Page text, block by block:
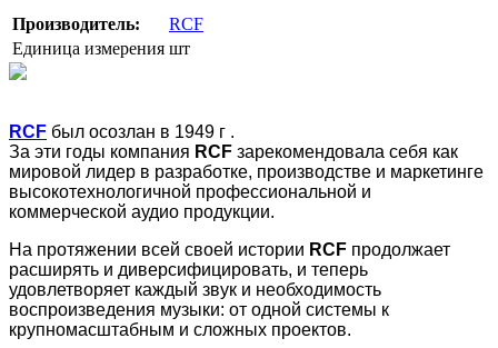
Производитель:
RCF
Единица измерения шт
RCF был осозлан в 1949 г .
За эти годы компания RCF зарекомендовала себя как
мировой лидер в разработке, производстве и маркетинге
высокотехнологичной профессиональной и
коммерческой аудио продукции.
На протяжении всей своей истории RCF продолжает
расширять и диверсифицировать, и теперь
удовлетворяет каждый звук и необходимость
воспроизведения музыки: от одной системы к
крупномасштабным и сложных проектов.